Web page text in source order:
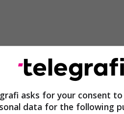
theksojnë se
nota jo të favorshme sa
pritet të ndodhin në fund
problematike krahas
në gjyqësor.
asks for your consent
data for the following